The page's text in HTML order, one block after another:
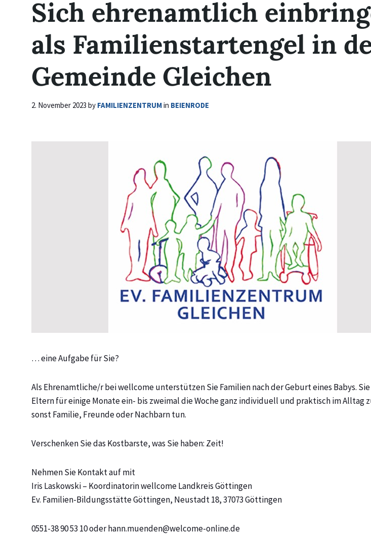
Sich ehrenamtlich
als Familienstartengel in
Gemeinde Gleichen
2. November 2023 by FAMILIENZENTRUMin BEIENRODE
… eine Aufgabe für Sie?
Als Ehrenamtliche/r bei wellcome unterstützen Sie Familien nach der Geburt eines Babys.
Eltern für einige Monate ein- bis zweimal die Woche ganz individuell und praktisch im Alltag
sonst Familie, Freunde oder Nachbarn tun.
Verschenken Sie das Kostbarste, was Sie haben: Zeit!
Nehmen Sie Kontakt auf mit
Iris Laskowski – Koordinatorin wellcome Landkreis Göttingen
Ev. Familien-Bildungsstätte Göttingen, Neustadt 18, 37073 Göttingen
0551-38 90 53 10 oder hann.muenden@welcome-online.de